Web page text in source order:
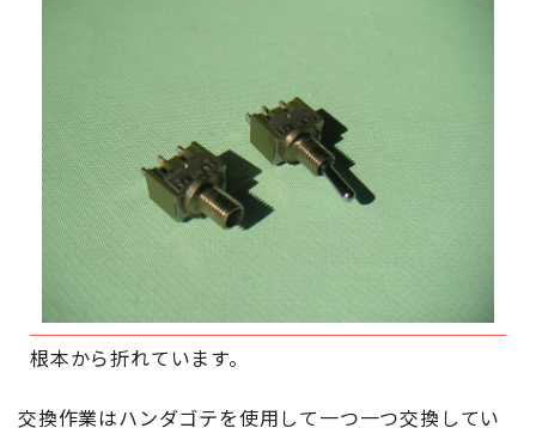
根本から折れています。
交換作業はハンダゴテを使用して一つ一つ交換してい